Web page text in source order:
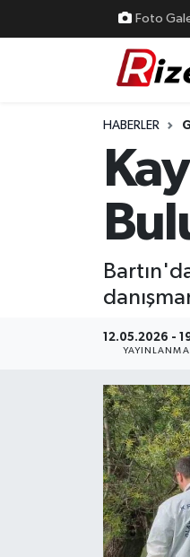
Foto
HABERLER
12.05.2026 -
YAYINLANMA
Yurttan Haberler
Ekonomi
Rize Nöbetçi
Rize Trafik
Süper Lig Puan
Son Dakika
Haber Arşivi